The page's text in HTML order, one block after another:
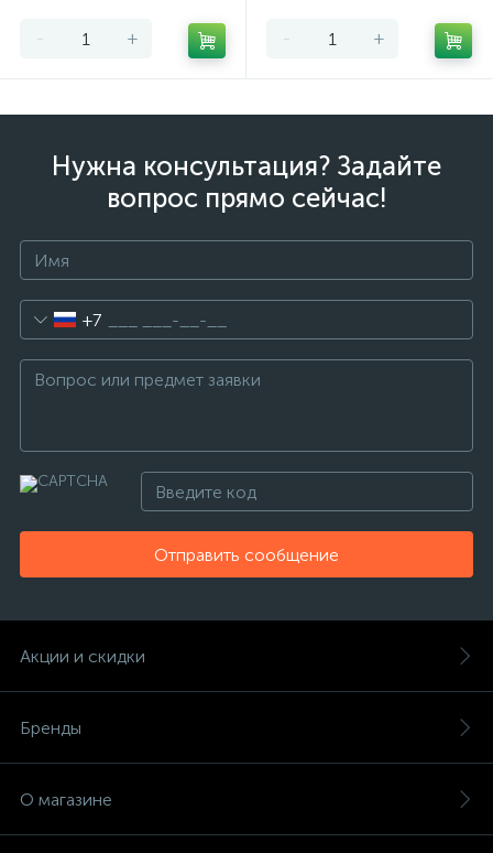
- + - +
Нужна консультация? Задайте
вопрос прямо сейчас!
+7
Отправить сообщение
Акции и скидки
Бренды
О магазине